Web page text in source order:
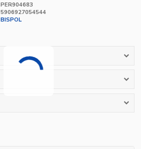
PER904683
5906927054544
BISPOL